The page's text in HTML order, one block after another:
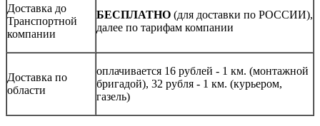
Доставка до
Транспортной
компании
БЕСПЛАТНО (для доставки по РОССИИ),
далее по тарифам компании
Доставка по
области
оплачивается 16 рублей - 1 км. (монтажной
бригадой), 32 рубля - 1 км. (курьером,
газель)